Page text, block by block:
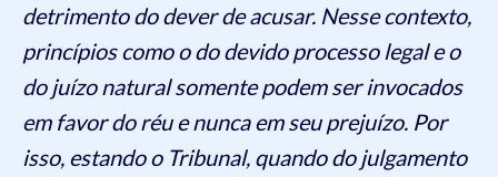
detrimento do dever de acusar. Nesse contexto,
princípios como o do devido processo legal e o
do juízo natural somente podem ser invocados
em favor do réu e nunca em seu prejuízo. Por
isso, estando o Tribunal, quando do julgamento